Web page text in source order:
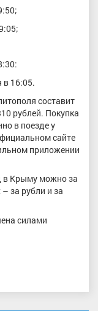
в 16:05.
составит
рублей. Покупка
в поезде у
сайте
приложении
в Крыму можно за
за рубли и за
силами